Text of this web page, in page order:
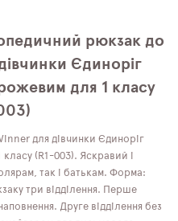
рюкзак до
Єдиноріг
для 1 класу
для дівчинки Єдиноріг
(R1-003). Яскравий і
​​так і батькам. Форма:
три відділення. Перше
Друге відділення без